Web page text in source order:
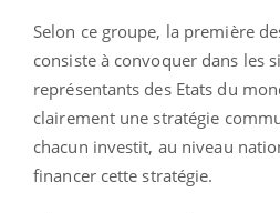
Selon ce groupe, la première
consiste à convoquer dans les
représentants des Etats du
clairement une stratégie
chacun investit, au niveau
financer cette stratégie.